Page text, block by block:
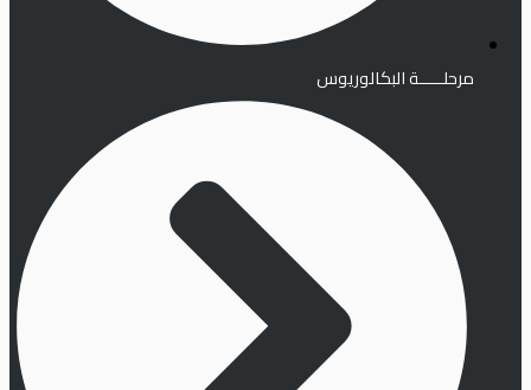
مرحلـــــة البكالوريوس